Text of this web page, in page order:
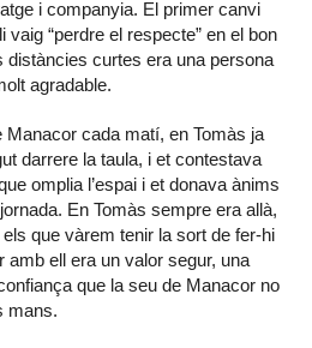
i companyia. El primer canvi
“perdre el respecte” en el bon
distàncies curtes era una persona
agradable.
Manacor cada matí, en Tomàs ja
darrere la taula, i et contestava
omplia l’espai i et donava ànims
En Tomàs sempre era allà,
que vàrem tenir la sort de fer-hi
ell era un valor segur, una
que la seu de Manacor no
mans.